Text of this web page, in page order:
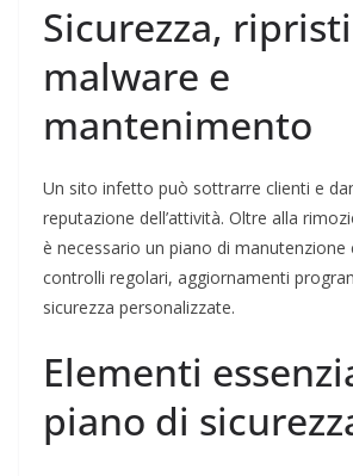
Sicurezza,
malware e
mantenimento
Un sito infetto può sottrarre clienti e
reputazione dell’attività. Oltre alla
è necessario un piano di manutenzione
controlli regolari, aggiornamenti
sicurezza personalizzate.
Elementi
piano di